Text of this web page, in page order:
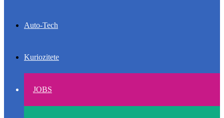
Auto-Tech
Kuriozitete
JOBS